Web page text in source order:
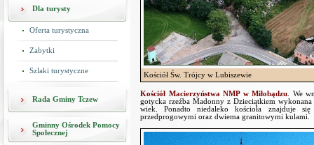
Dla turysty
Oferta turystyczna
Zabytki
Szlaki turystyczne
Rada Gminy Tczew
Gminny Ośrodek Pomocy
Społecznej
Kościół Św. Trójcy w Lubiszewie
Kościół Macierzyństwa NMP w Miłobądzu . We
gotycka rzeźba Madonny z Dzieciątkiem
wiek. Ponadto niedaleko kościoła znajduje
przedprogowymi oraz dwiema granitowymi kulami.